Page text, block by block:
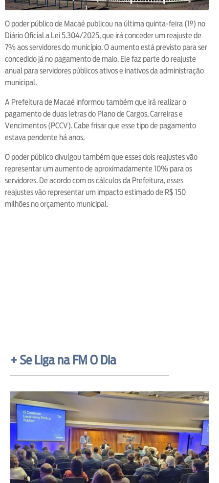
O poder público de Macaé publicou na última quinta-feira (1º) no
Diário Oficial a Lei 5.304/2025, que irá conceder um reajuste de
7% aos servidores do município. O aumento está previsto para ser
concedido já no pagamento de maio. Ele faz parte do reajuste
anual para servidores públicos ativos e inativos da administração
municipal.
A Prefeitura de Macaé informou também que irá realizar o
pagamento de duas letras do Plano de Cargos, Carreiras e
Vencimentos (PCCV). Cabe frisar que esse tipo de pagamento
estava pendente há anos.
O poder público divulgou também que esses dois reajustes vão
representar um aumento de aproximadamente 10% para os
servidores. De acordo com os cálculos da Prefeitura, esses
reajustes vão representar um impacto estimado de R$ 150
milhões no orçamento municipal.
+ Se Liga na FM O Dia